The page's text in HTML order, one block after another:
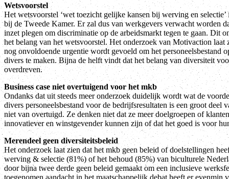
Wetsvoorstel
Het wetsvoorstel ‘wet toezicht gelijke kansen bij werving en
bij de Tweede Kamer. Er zal dus van werkgevers verwacht worden
inzet plegen om discriminatie op de arbeidsmarkt tegen te gaan. Dit
het belang van het wetsvoorstel. Het onderzoek van Motivaction laat
nog onvoldoende urgentie wordt gevoeld om het personeelsbestand
divers te maken. Bijna de helft vindt dat het belang van diversiteit
overdreven.
Business case niet overtuigend voor het mkb
Ondanks dat uit steeds meer onderzoek duidelijk wordt wat de
divers personeelsbestand voor de bedrijfsresultaten is een groot deel
niet van overtuigd. Ze denken niet dat ze meer doelgroepen of
innovatiever en winstgevender kunnen zijn of dat het goed is voor
Merendeel geen diversiteitsbeleid
Het onderzoek laat zien dat het mkb geen beleid of doelstellingen
werving & selectie (81%) of het behoud (85%) van biculturele
door bijna twee derde geen beleid gemaakt om een inclusieve
toegenomen aandacht in het maatschappelijk debat heeft er evenmin